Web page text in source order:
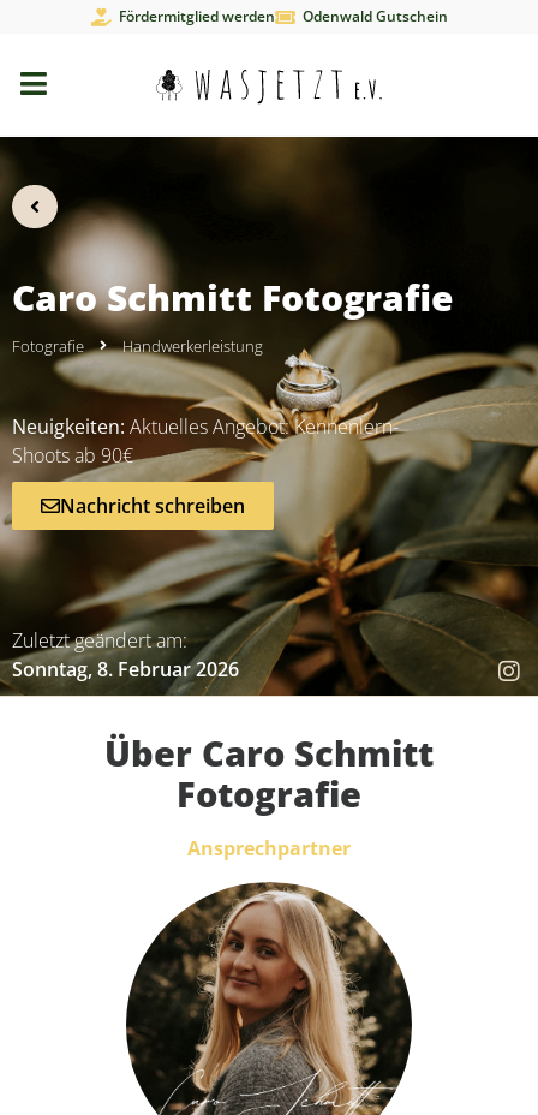
Fördermitglied werden Odenwald Gutschein
Caro Schmitt Fotografie
Fotografie Handwerkerleistung
Neuigkeiten: Aktuelles Angebot: Kennenlern-
Shoots ab 90€
Nachricht schreiben
Zuletzt geändert am:
Sonntag, 8. Februar 2026
Über Caro Schmitt
Fotografie
Ansprechpartner